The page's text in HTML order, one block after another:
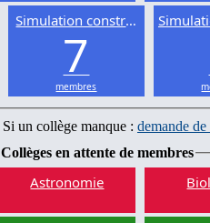
Simulation constructive
7
membres
Si un collège manque : demande
Collèges en attente de membres
Astronomie